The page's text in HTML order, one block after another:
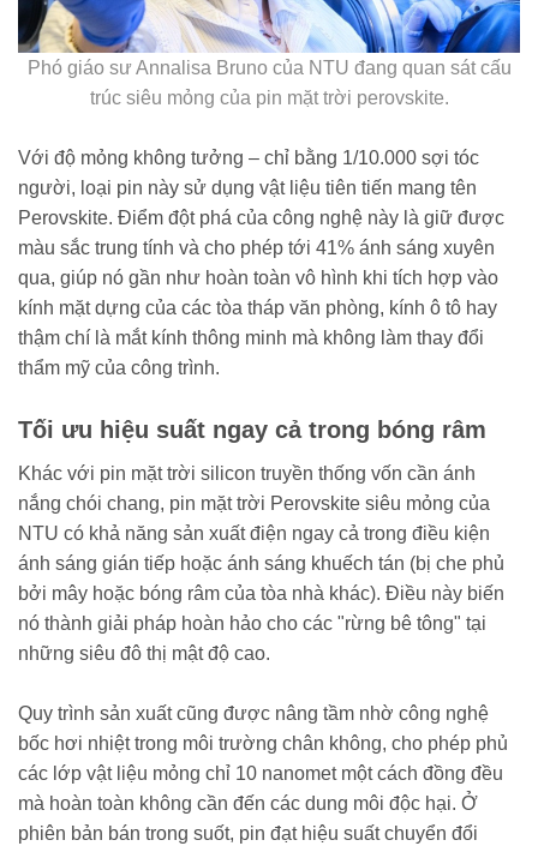
Phó giáo sư Annalisa Bruno của NTU đang quan sát cấu
trúc siêu mỏng của pin mặt trời perovskite.
Với độ mỏng không tưởng – chỉ bằng 1/10.000 sợi tóc
người, loại pin này sử dụng vật liệu tiên tiến mang tên
Perovskite. Điểm đột phá của công nghệ này là giữ được
màu sắc trung tính và cho phép tới 41% ánh sáng xuyên
qua, giúp nó gần như hoàn toàn vô hình khi tích hợp vào
kính mặt dựng của các tòa tháp văn phòng, kính ô tô hay
thậm chí là mắt kính thông minh mà không làm thay đổi
thẩm mỹ của công trình.
Tối ưu hiệu suất ngay cả trong bóng râm
Khác với pin mặt trời silicon truyền thống vốn cần ánh
nắng chói chang, pin mặt trời Perovskite siêu mỏng của
NTU có khả năng sản xuất điện ngay cả trong điều kiện
ánh sáng gián tiếp hoặc ánh sáng khuếch tán (bị che phủ
bởi mây hoặc bóng râm của tòa nhà khác). Điều này biến
nó thành giải pháp hoàn hảo cho các "rừng bê tông" tại
những siêu đô thị mật độ cao.
Quy trình sản xuất cũng được nâng tầm nhờ công nghệ
bốc hơi nhiệt trong môi trường chân không, cho phép phủ
các lớp vật liệu mỏng chỉ 10 nanomet một cách đồng đều
mà hoàn toàn không cần đến các dung môi độc hại. Ở
phiên bản bán trong suốt, pin đạt hiệu suất chuyển đổi